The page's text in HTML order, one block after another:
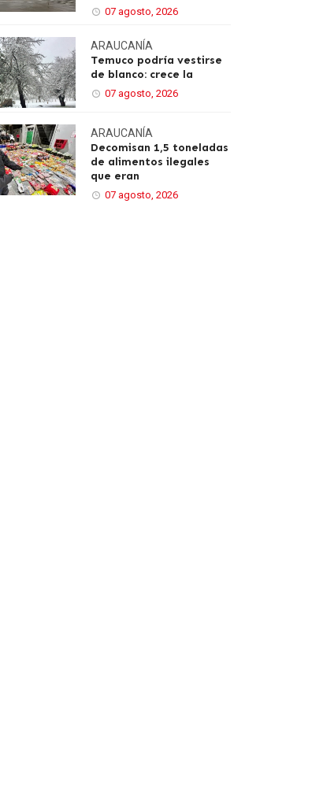
07 agosto, 2026
ARAUCANÍA
Temuco podría vestirse
de blanco: crece la
07 agosto, 2026
ARAUCANÍA
Decomisan 1,5 toneladas
de alimentos ilegales
que eran
07 agosto, 2026